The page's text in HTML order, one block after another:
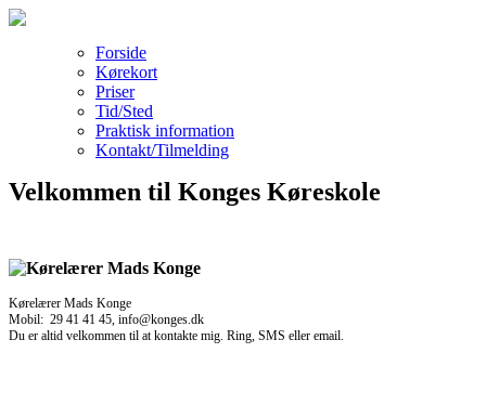
Forside
Kørekort
Priser
Tid/Sted
Praktisk information
Kontakt/Tilmelding
Velkommen til Konges Køreskole
Kørelærer Mads Konge
Mobil: 29 41 41 45, info@konges.dk
Du er altid velkommen til at kontakte mig. Ring, SMS eller email.